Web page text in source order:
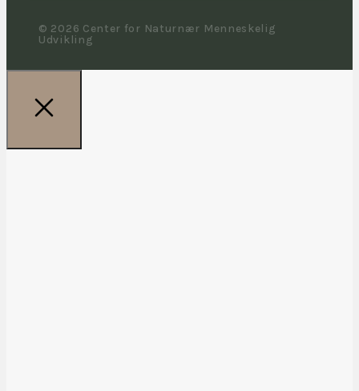
© 2026 Center for Naturnær Menneskelig
Udvikling